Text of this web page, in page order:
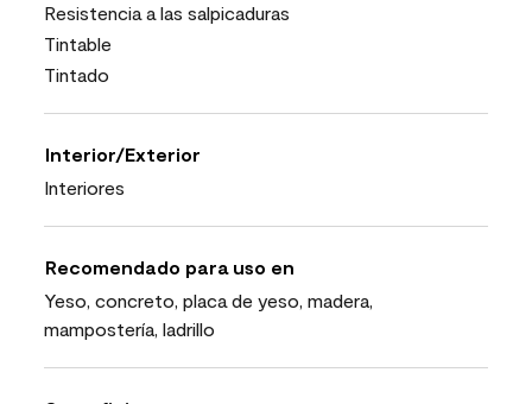
Resistencia a las salpicaduras
Tintable
Tintado
Interior/Exterior
Interiores
Recomendado para uso en
Yeso, concreto, placa de yeso, madera,
mampostería, ladrillo